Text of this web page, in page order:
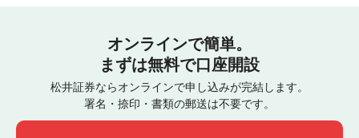
オンラインで簡単。
まずは無料で口座開設
松井証券ならオンラインで申し込みが完結します。
署名・捺印・書類の郵送は不要です。